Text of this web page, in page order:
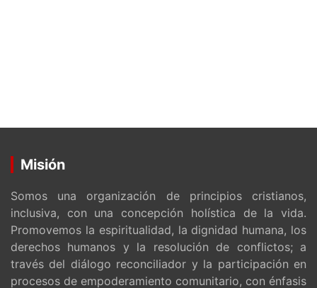
Misión
Somos una organización de principios cristianos,
inclusiva, con una concepción holística de la vida.
Promovemos la espiritualidad, la dignidad humana, los
derechos humanos y la resolución de conflictos; a
través del diálogo reconciliador y la participación en
procesos de empoderamiento comunitario, con énfasis